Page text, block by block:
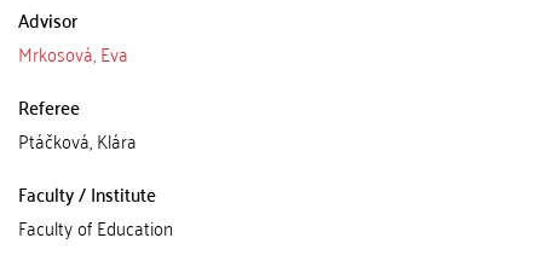
Advisor
Mrkosová, Eva
Referee
Ptáčková, Klára
Faculty / Institute
Faculty of Education